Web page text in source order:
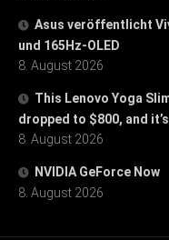
Asus veröffentlicht
und 165Hz-OLED
8. August 2026
This Lenovo Yoga
dropped to $800, and
8. August 2026
NVIDIA GeForce Now
8. August 2026